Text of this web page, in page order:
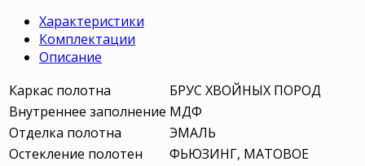
Характеристики
Комплектации
Описание
Каркас полотна
БРУС ХВОЙНЫХ ПОРОД
Внутреннее заполнение МДФ
Отделка полотна
ЭМАЛЬ
Остекление полотен
ФЬЮЗИНГ, МАТОВОЕ